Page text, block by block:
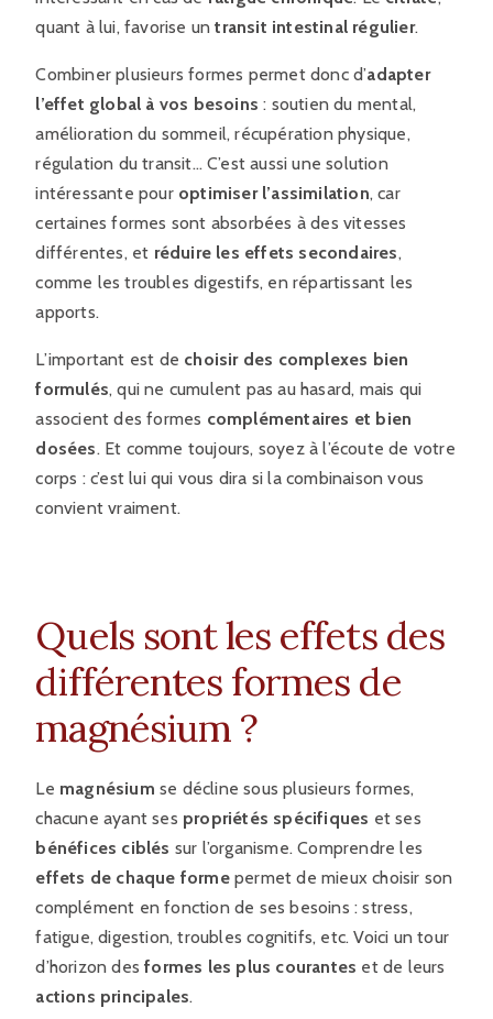
quant à lui, favorise untransit intestinal régulier.
Combiner plusieurs formes permet donc d’adapter
l’effet global à vos besoins : soutien du mental,
amélioration du sommeil, récupération physique,
régulation du transit… C’est aussi une solution
intéressante pour optimiser l’assimilation, car
certaines formes sont absorbées à des vitesses
différentes, et réduire les effets secondaires,
comme les troubles digestifs, en répartissant les
apports.
L’important est de choisir des complexes bien
formulés, qui ne cumulent pas au hasard, mais qui
associent des formes complémentaires et bien
dosées. Et comme toujours, soyez à l’écoute de votre
corps : c’est lui qui vous dira si la combinaison vous
convient vraiment.
Quels sont les effets des
différentes formes de
magnésium ?​
Le magnésium se décline sous plusieurs formes,
chacune ayant ses propriétés spécifiques et ses
bénéfices ciblés sur l’organisme. Comprendre les
effets de chaque formepermet de mieux choisir son
complément en fonction de ses besoins : stress,
fatigue, digestion, troubles cognitifs, etc. Voici un tour
d’horizon desformes les plus courantes et de leurs
actions principales.